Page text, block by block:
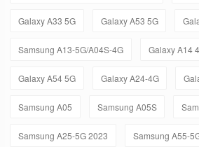
Galaxy A33 5G Galaxy A53 5G
Samsung A13-5G/A04S-4G Galaxy A14
Galaxy A54 5G Galaxy A24-4G
Samsung A05 Samsung A05S
Samsung A25-5G 2023 Samsung A55-